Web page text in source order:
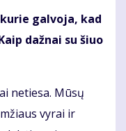
galvoja, kad
dažnai su šiuo
netiesa. Mūsų
vyrai ir